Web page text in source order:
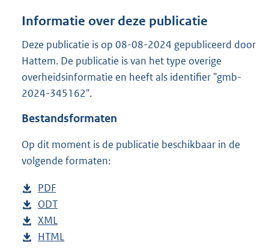
n
s
r
o
:
Informatie over deze publicatie
Deze publicatie is op 08-08-2024 gepubliceerd door
Hattem. De publicatie is van het type overige
overheidsinformatie en heeft als identifier "gmb-
2024-345162".
Bestandsformaten
Op dit moment is de publicatie beschikbaar in de
volgende formaten:
D
o
w
n
PDF
e
s
t
D
o
w
ODT
s
D
o
XML
e
D
HTML